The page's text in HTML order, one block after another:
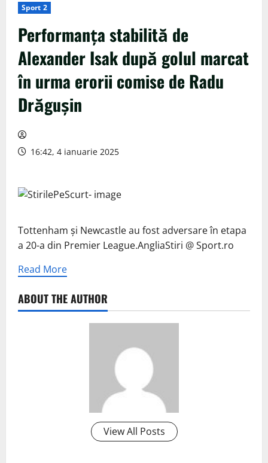
Sport 2
Performanța stabilită de
Alexander Isak după golul marcat
în urma erorii comise de Radu
Drăgușin
16:42, 4 ianuarie 2025
Tottenham și Newcastle au fost adversare în etapa
a 20-a din Premier League.AngliaStiri @ Sport.ro
Read More
ABOUT THE AUTHOR
View All Posts